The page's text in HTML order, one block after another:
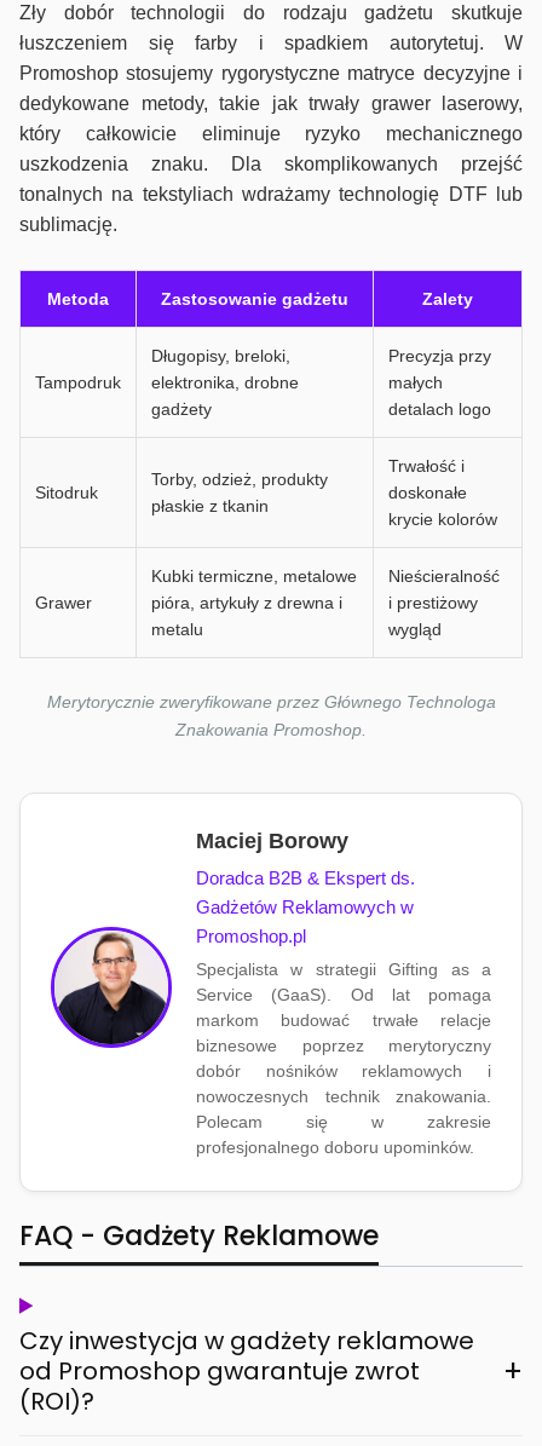
Zły dobór technologii do rodzaju gadżetu skutkuje
łuszczeniem się farby i spadkiem autorytetuj. W
Promoshop stosujemy rygorystyczne matryce decyzyjne i
dedykowane metody, takie jak trwały grawer laserowy,
który całkowicie eliminuje ryzyko mechanicznego
uszkodzenia znaku. Dla skomplikowanych przejść
tonalnych na tekstyliach wdrażamy technologię DTF lub
sublimację.
Metoda Zastosowanie gadżetu Zalety
Tampodruk
Długopisy, breloki,
elektronika, drobne
gadżety
Precyzja przy
małych
detalach logo
Sitodruk
Torby, odzież, produkty
płaskie z tkanin
Trwałość i
doskonałe
krycie kolorów
Grawer
Kubki termiczne, metalowe
pióra, artykuły z drewna i
metalu
Nieścieralność
i prestiżowy
wygląd
Merytorycznie zweryfikowane przez Głównego Technologa
Znakowania Promoshop.
Maciej Borowy
Doradca B2B & Ekspert ds.
Gadżetów Reklamowych w
Promoshop.pl
Specjalista w strategii Gifting as a
Service (GaaS). Od lat pomaga
markom budować trwałe relacje
biznesowe poprzez merytoryczny
dobór nośników reklamowych i
nowoczesnych technik znakowania.
Polecam się w zakresie
profesjonalnego doboru upominków.
FAQ - Gadżety Reklamowe
Czy inwestycja w gadżety reklamowe
od Promoshop gwarantuje zwrot
(ROI)?
+